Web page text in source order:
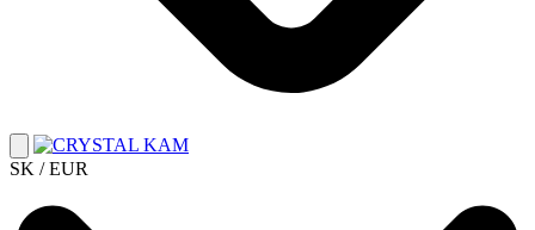
SK / EUR